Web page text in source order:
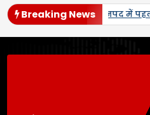
Breaking News
मूंग की खरीद, सलोन के कमालगंज